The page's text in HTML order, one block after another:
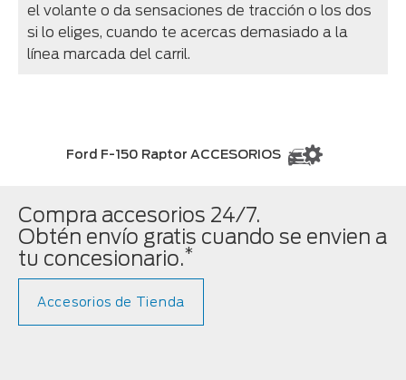
el volante o da sensaciones de tracción o los dos
si lo eliges, cuando te acercas demasiado a la
línea marcada del carril.
Ford F-150 Raptor ACCESORIOS
Compra accesorios 24/7.
Obtén envío gratis cuando se envien a
tu concesionario.*
Accesorios de Tienda